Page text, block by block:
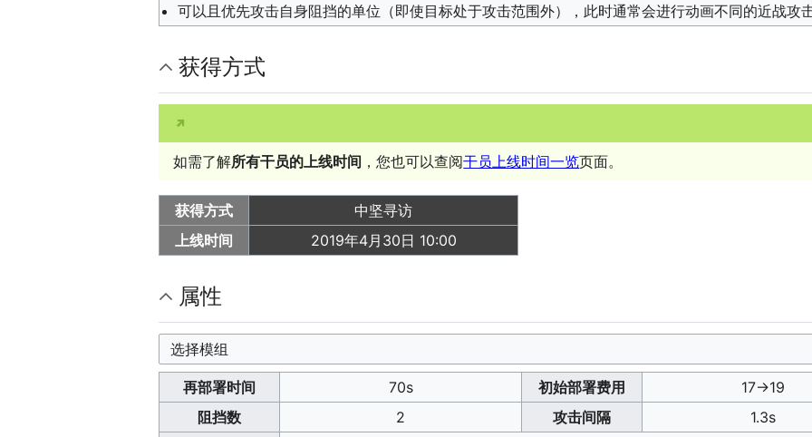
可以且优先攻击自身阻挡的单位（即使目标处于攻击范围外），此时通常会进行动画不同的近战攻
获得方式
如需了解所有干员的上线时间 ，您也可以查阅干员上线时间一览页面。
获得方式
中坚寻访
上线时间
2019年4月30日 10:00
属性
选择模组
再部署时间 70s 初始部署费用
17→19
阻挡数
2 攻击间隔
1.3s